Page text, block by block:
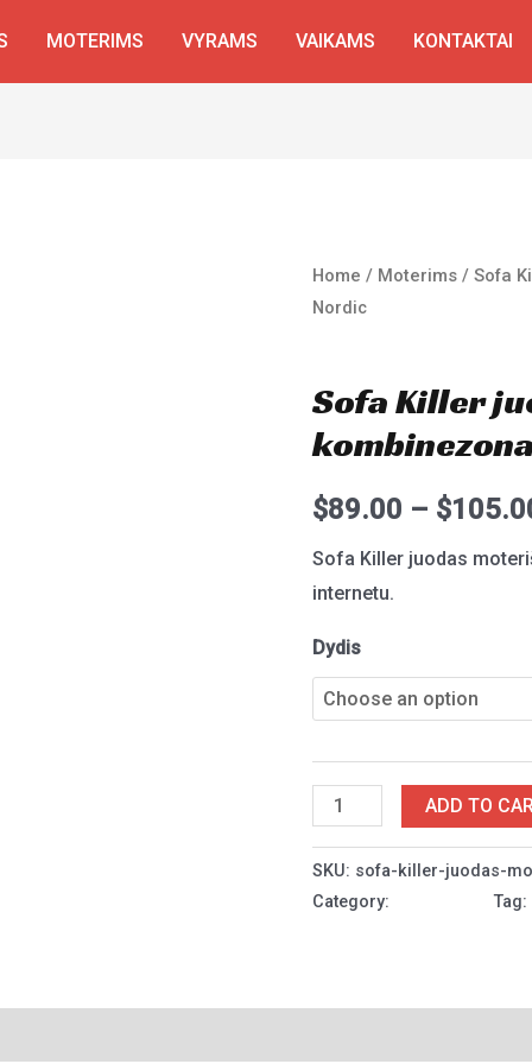
MOTERIMS VYRAMS VAIKAMS KONTAKTAI
Home / Moterims / Sofa
Nordic
Sofa Killer
$89.00 – $
Sofa Killer juodas
internetu.
Dydis
Sofa
juodas
moteriškas
quantity
ADD TO
SKU: sofa-killer-juodas-
Category:
Tag: